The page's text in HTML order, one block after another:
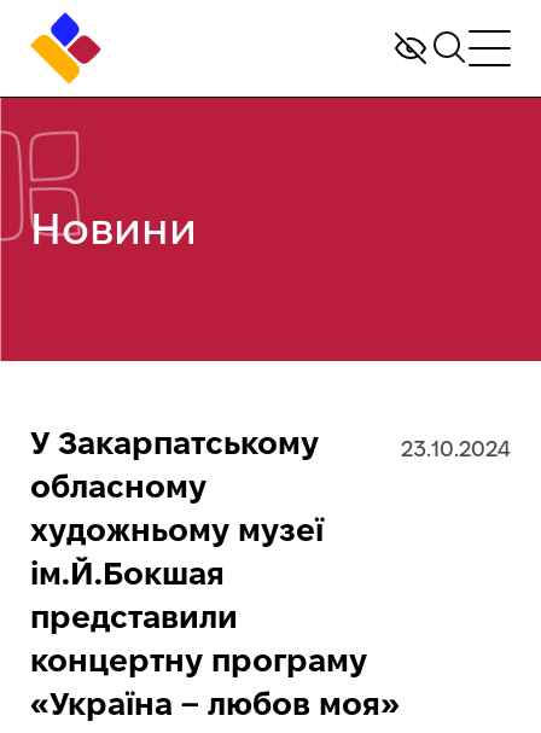
Новини
У Закарпатському
обласному
художньому музеї
ім.Й.Бокшая
представили
концертну програму
«Україна – любов моя»
23.10.2024